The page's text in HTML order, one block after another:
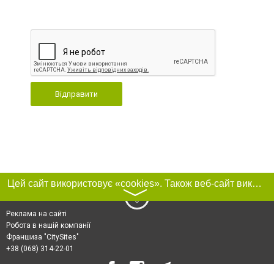
Відправити
Цей сайт використовує «cookies». Також веб-сайт використовує інтернет-сервіс для збору технічних даних стосовно відвідувачів з метою отримання маркетингової та статистичної інформації. Умови обробки даних відвідувачів сайту див.
〉
Реклама на сайті
Робота в нашій компанії
Франшиза "CitySites"
+38 (068) 314-22-01